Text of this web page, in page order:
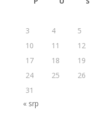
3
4 5
10
11 12
17
18 19
24
25 26
31
« srp